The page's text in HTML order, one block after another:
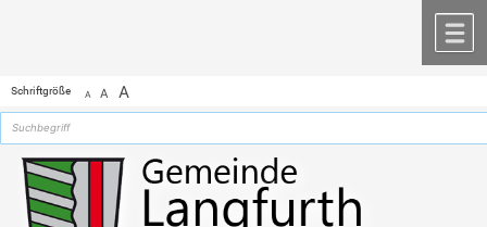
Schriftgröße A A A